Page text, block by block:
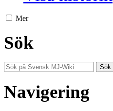
Mer
Sök
Navigering